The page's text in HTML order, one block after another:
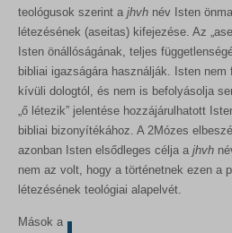
teológusok szerint a jhvh név Isten
létezésének (aseitas) kifejezése. Az
Isten önállóságának, teljes
bibliai igazságára használják. Isten nem
kívüli dologtól, és nem is befolyásolja
„ő létezik” jelentése hozzájárulhatott
bibliai bizonyítékához. A 2Mózes
azonban Isten elsődleges célja a jhvh
nem az volt, hogy a történetnek ezen a
létezésének teológiai alapelvét.
Mások a